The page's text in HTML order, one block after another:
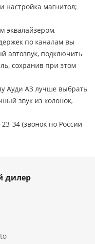
настройка магнитол;
эквалайзером,
по каналам вы
автозвук, подключить
сохранив при этом
Ауди А3 лучше выбрать
звук из колонок,
34 (звонок по России
дилер